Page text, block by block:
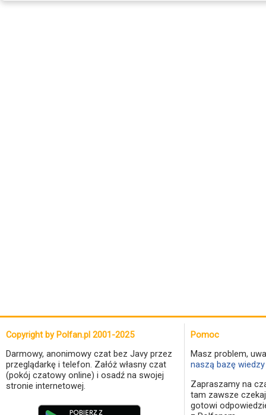
Copyright by Polfan.pl 2001-2025
Darmowy, anonimowy czat bez Javy przez
przeglądarkę i telefon. Załóż własny czat
(pokój czatowy online) i osadź na swojej
stronie internetowej.
Pomoc
Masz problem,
naszą bazę
Zapraszamy na
tam zawsze
gotowi